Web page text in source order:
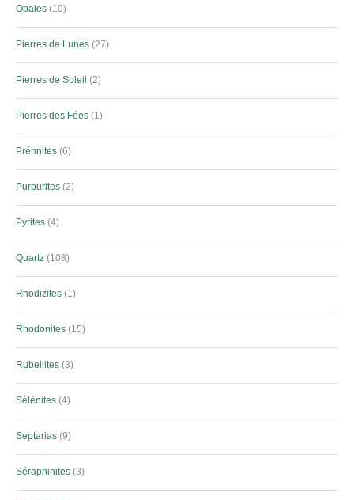
Opales 10
Pierres de Lunes 27
Pierres de Soleil 2
Pierres des Fées 1
Préhnites 6
Purpurites 2
Pyrites 4
Quartz 108
Rhodizites 1
Rhodonites 15
Rubellites 3
Sélénites 4
Septarias 9
Séraphinites 3